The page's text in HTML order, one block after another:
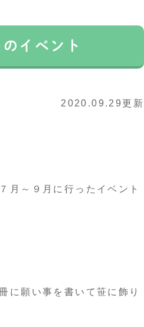
イベント
2020.09.29更新
月～９月に行ったイベント
に願い事を書いて笹に飾り